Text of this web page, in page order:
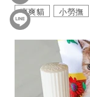
爽爽貓 小勞撫